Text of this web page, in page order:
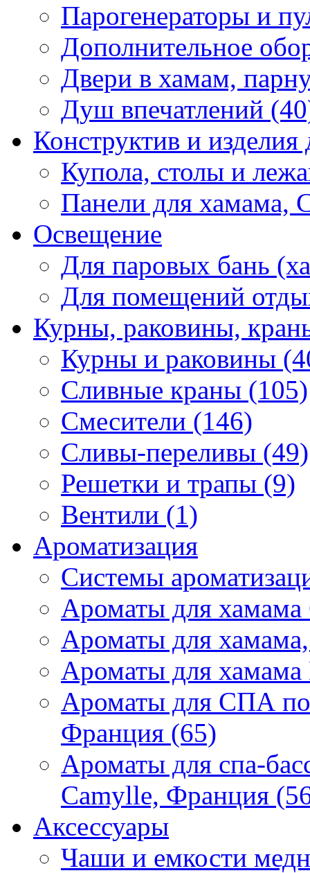
Парогенераторы и
Дополнительное
Двери в хамам,
Душ впечатлений
Конструктив и изделия
Купола, столы и
Панели для
Освещение
Для паровых бань
Для помещений
Курны, раковины,
Курны и раковины
Сливные краны (105)
Смесители (146)
Сливы-переливы (49)
Решетки и трапы (9)
Вентили (1)
Ароматизация
Системы
Ароматы для
Ароматы для
Ароматы для
Ароматы для СПА
Франция (65)
Ароматы для спа-
Camylle, Франция
Аксессуары
Чаши и емкости